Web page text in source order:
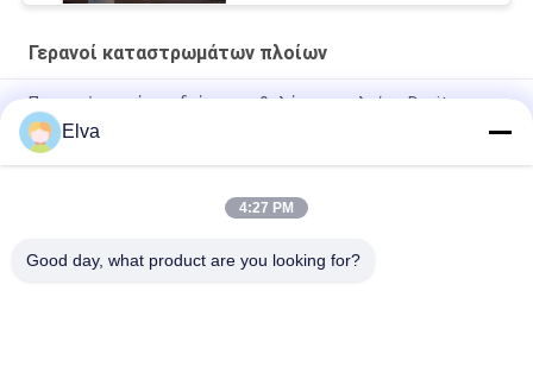
Γερανοί καταστρωμάτων πλοίων
Προηγμένο σκάφος διάσωσης θαλάσσιων πλοίων Davit
System A Frame
Σύστημα διάσωσης με ένα χέρι για σωσίβιες και σωσίβιες
Elva
4:27 PM
Good day, what product are you looking for?